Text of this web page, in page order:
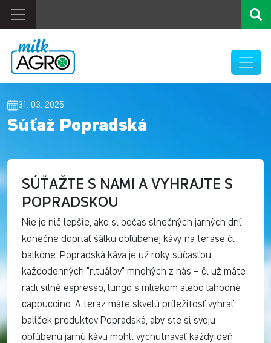
31. 03. 2025
Súťaž Popradská
SÚŤAŽTE S NAMI A VYHRAJTE S
POPRADSKOU
Nie je nič lepšie, ako si počas slnečných jarných dní
konečne dopriať šálku obľúbenej kávy na terase či
balkóne. Popradská káva je už roky súčasťou
každodenných "rituálov" mnohých z nás – či už máte
radi silné espresso, lungo s mliekom alebo lahodné
cappuccino. A teraz máte skvelú príležitosť vyhrať
balíček produktov Popradská, aby ste si svoju
obľúbenú jarnú kávu mohli vychutnávať každý deň